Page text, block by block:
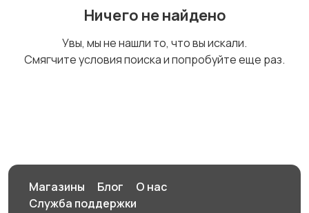
Ничего не найдено
Увы, мы не нашли то, что вы искали.
Смягчите условия поиска и попробуйте еще раз.
Магазины Блог
О нас
Служба поддержки